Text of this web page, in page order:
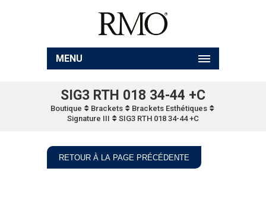
MENU
SIG3 RTH 018 34-44 +C
Boutique Brackets
Brackets Esthétiques
Signature III
SIG3 RTH 018 34-44 +C
RETOUR À LA PAGE PRÉCÉDENTE